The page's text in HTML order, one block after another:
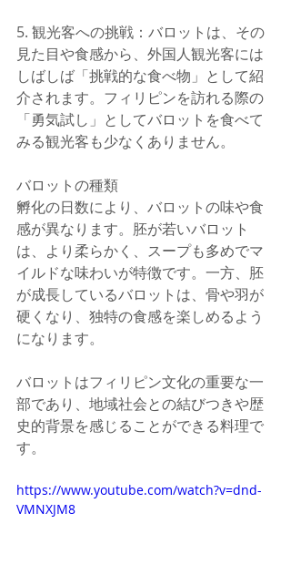
5. 観光客への挑戦：バロットは、その
見た目や食感から、外国人観光客には
しばしば「挑戦的な食べ物」として紹
介されます。フィリピンを訪れる際の
「勇気試し」としてバロットを食べて
みる観光客も少なくありません。
バロットの種類
孵化の日数により、バロットの味や食
感が異なります。胚が若いバロット
は、より柔らかく、スープも多めでマ
イルドな味わいが特徴です。一方、胚
が成長しているバロットは、骨や羽が
硬くなり、独特の食感を楽しめるよう
になります。
バロットはフィリピン文化の重要な一
部であり、地域社会との結びつきや歴
史的背景を感じることができる料理で
す。
https://www.youtube.com/watch?v=dnd-
VMNXJM8